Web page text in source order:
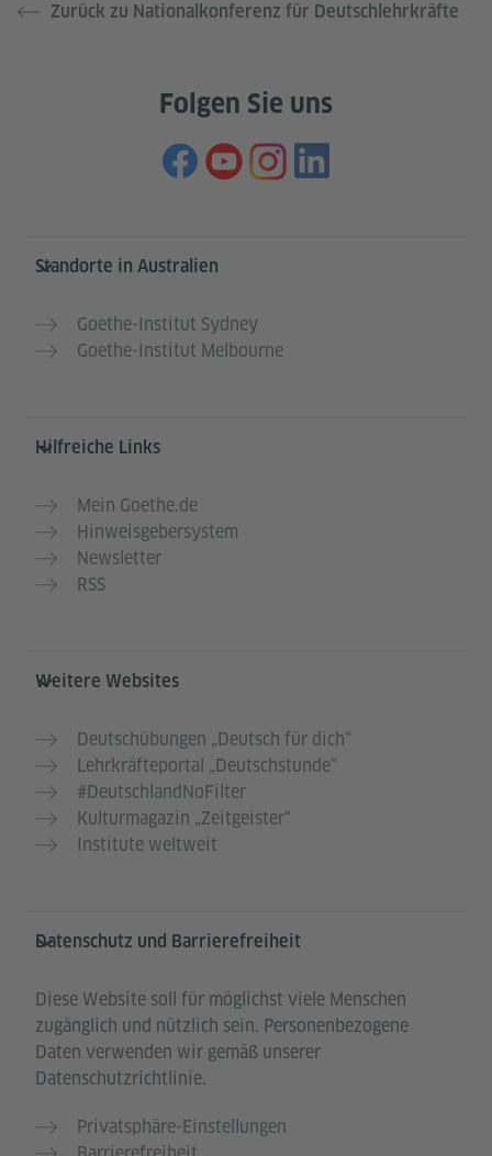
Zurück zu Nationalkonferenz für Deutschlehrkräfte
Folgen Sie uns
Service- und Informationsbereich
Standorte in Australien
Goethe-Institut Sydney
Goethe-Institut Melbourne
Hilfreiche Links
Mein Goethe.de
Hinweisgebersystem
Newsletter
RSS
Weitere Websites
Deutschübungen „Deutsch für dich“
Lehrkräfteportal „Deutschstunde“
#DeutschlandNoFilter
Kulturmagazin „Zeitgeister“
Institute weltweit
Datenschutz und Barrierefreiheit
Diese Website soll für möglichst viele Menschen
zugänglich und nützlich sein. Personenbezogene
Daten verwenden wir gemäß unserer
Datenschutzrichtlinie.
Privatsphäre-Einstellungen